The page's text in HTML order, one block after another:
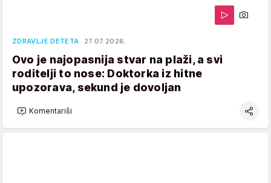
ZDRAVLJE DETETA 27.07.2026.
Ovo je najopasnija stvar na plaži, a svi
roditelji to nose: Doktorka iz hitne
upozorava, sekund je dovoljan
Komentariši